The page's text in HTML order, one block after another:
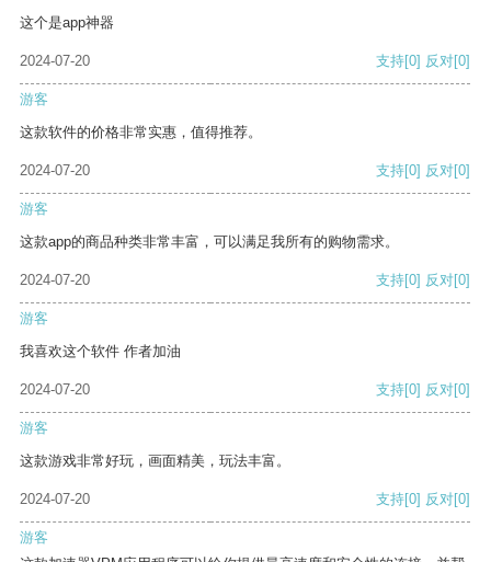
这个是app神器
2024-07-20 支持[0] 反对[0]
游客
这款软件的价格非常实惠，值得推荐。
2024-07-20 支持[0] 反对[0]
游客
这款app的商品种类非常丰富，可以满足我所有的购物需求。
2024-07-20 支持[0] 反对[0]
游客
我喜欢这个软件 作者加油
2024-07-20 支持[0] 反对[0]
游客
这款游戏非常好玩，画面精美，玩法丰富。
2024-07-20 支持[0] 反对[0]
游客